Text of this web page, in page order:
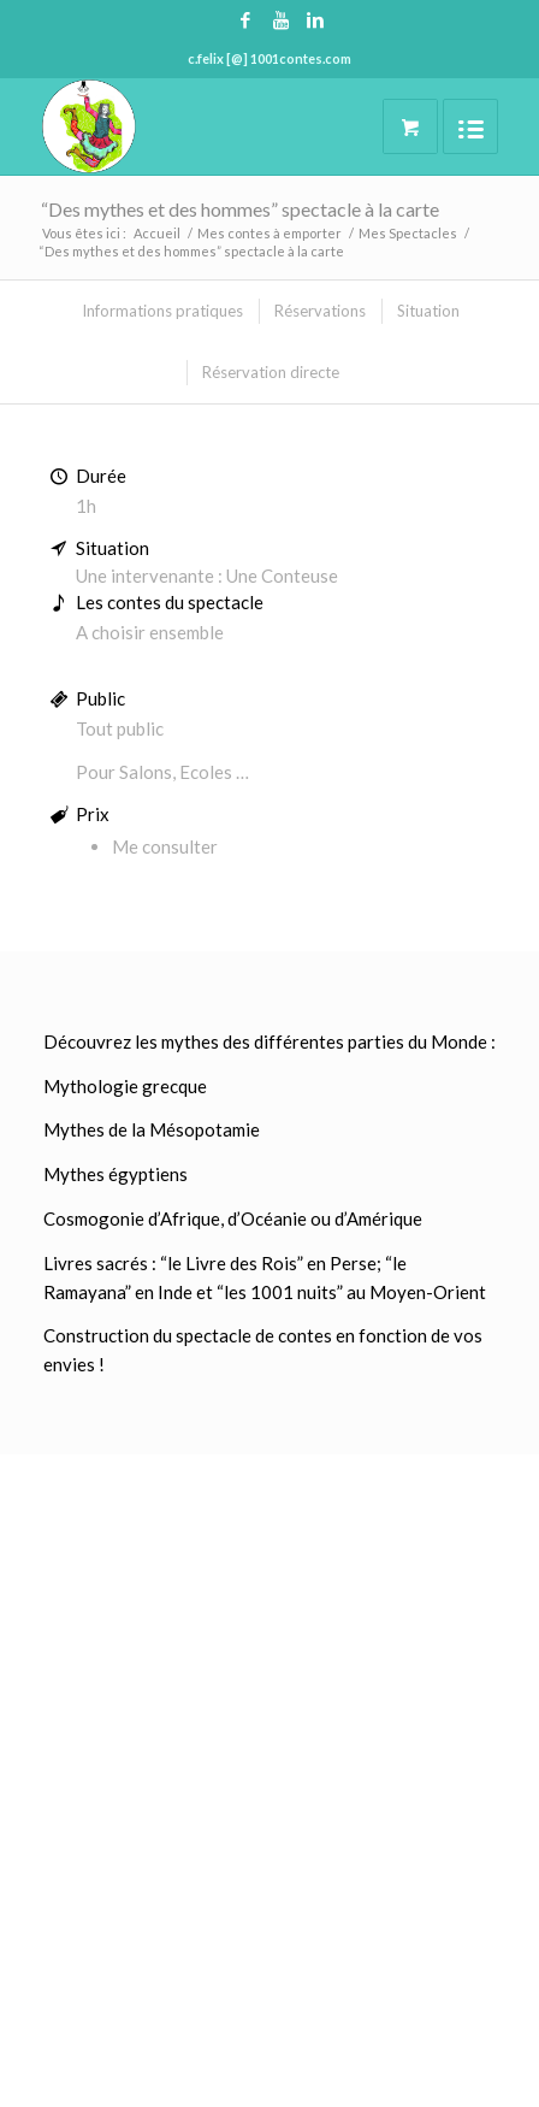
c.felix [@] 1001contes.com
“Des mythes et des hommes” spectacle à la carte
Vous êtes ici : Accueil / Mes contes à emporter / Mes Spectacles /
“Des mythes et des hommes” spectacle à la carte
Informations pratiques Réservations Situation
Réservation directe
Durée
1h
Situation
Une intervenante : Une Conteuse
Les contes du spectacle
A choisir ensemble
Public
Tout public
Pour Salons, Ecoles …
Prix
Me consulter
Découvrez les mythes des différentes parties du Monde :
Mythologie grecque
Mythes de la Mésopotamie
Mythes égyptiens
Cosmogonie d’Afrique, d’Océanie ou d’Amérique
Livres sacrés : “le Livre des Rois” en Perse; “le
Ramayana” en Inde et “les 1001 nuits” au Moyen-Orient
Construction du spectacle de contes en fonction de vos
envies !